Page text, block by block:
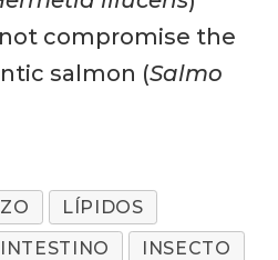
compromise the
salmon (Salmo
LÍPIDOS
INTESTINO
INSECTO